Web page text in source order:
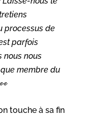
processus de
parfois
nous nous
membre du
touche à sa fin